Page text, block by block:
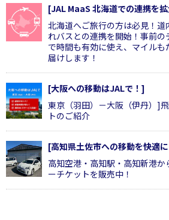
[JAL MaaS 北海道での連携を
北海道へご旅行の方は必見！道
れバスとの連携を開始！事前
で時間も有効に使え、マイル
届けします！
[大阪への移動はJALで！]
東京（羽田）－大阪（伊丹）]
トのご紹介
[高知県土佐市への移動を快適
高知空港・高知駅・高知新港
ーチケットを販売中！